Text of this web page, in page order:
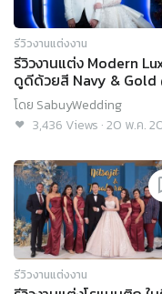
รีวิวงานแต่งงาน
รีวิวงานแต่ง Modern
ดูดีด้วยสี Navy & Gold
Royal Orchid Sheraton
Hotel & Towers
โดย SabuyWedding
3,436 Views ·20 พ.ค.
รีวิวงานแต่งงาน